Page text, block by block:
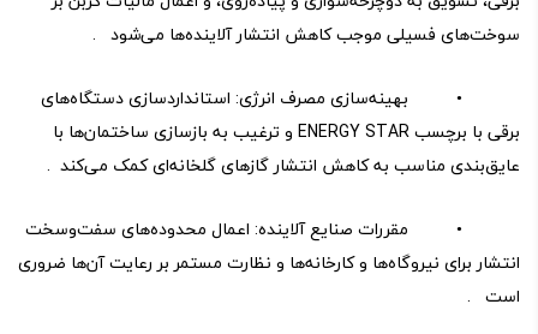
سوخت‌های فسیلی موجب کاهش انتشار آلاینده‌ها می‌شود .
• بهینه‌سازی مصرف انرژی: استانداردسازی دستگاه‌های
برقی با برچسب ENERGY STAR و ترغیب به بازسازی ساختمان‌ها با
عایق‌بندی مناسب به کاهش انتشار گازهای گلخانه‌ای کمک می‌کند .
• مقررات صنایع آلاینده: اعمال محدوده‌های سفت‌وسخت
انتشار برای نیروگاه‌ها و کارخانه‌ها و نظارت مستمر بر رعایت آن‌ها ضروری
است .